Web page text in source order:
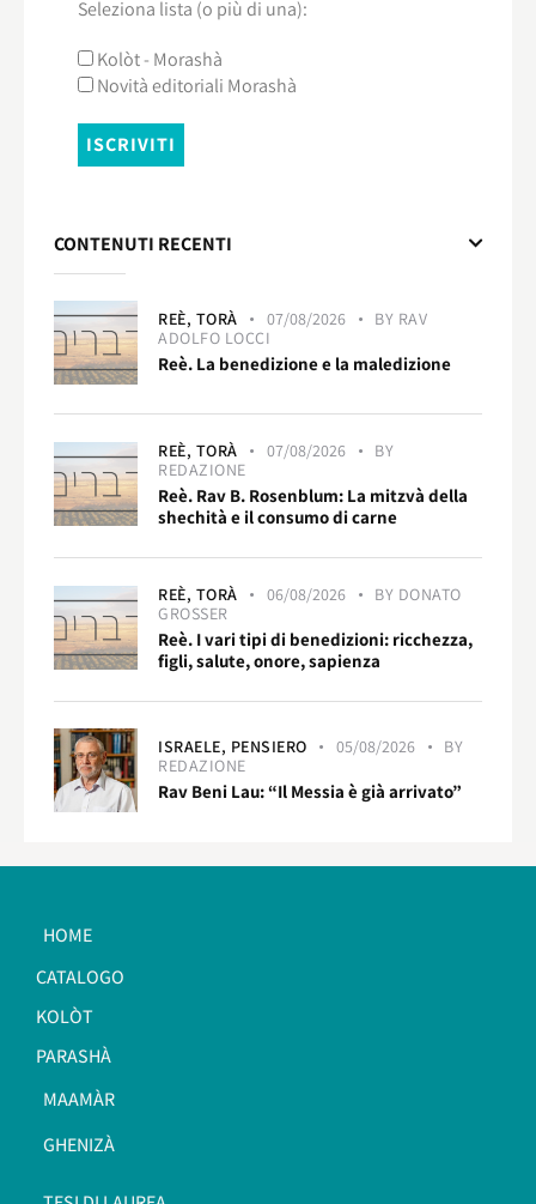
Seleziona lista (o più di una):
Kolòt - Morashà
Novità editoriali Morashà
CONTENUTI RECENTI
REÈ, TORÀ 07/08/2026 BY RAV
ADOLFO LOCCI
Reè. La benedizione e la maledizione
REÈ, TORÀ 07/08/2026
BY
REDAZIONE
Reè. Rav B. Rosenblum: La mitzvà della
shechità e il consumo di carne
REÈ, TORÀ 06/08/2026 BY DONATO
GROSSER
Reè. I vari tipi di benedizioni: ricchezza,
figli, salute, onore, sapienza
ISRAELE, PENSIERO 05/08/2026
BY
REDAZIONE
Rav Beni Lau: “Il Messia è già arrivato”
HOME
CATALOGO
KOLÒT
PARASHÀ
MAAMÀR
GHENIZÀ